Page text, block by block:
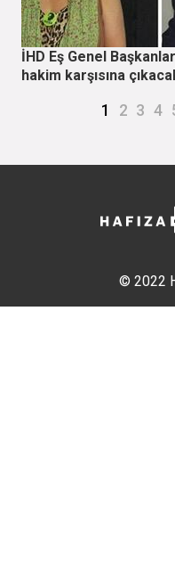
İHD Eş Genel
hakim karşısına
Şu an
1 Page
2 Page
3 4
© 2022